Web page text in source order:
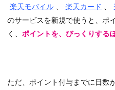
楽天モバイル 楽天カード
のサービスを新規で使うと、ポ
く、 ポイントを、びっくりする
ただ、ポイント付与までに日数